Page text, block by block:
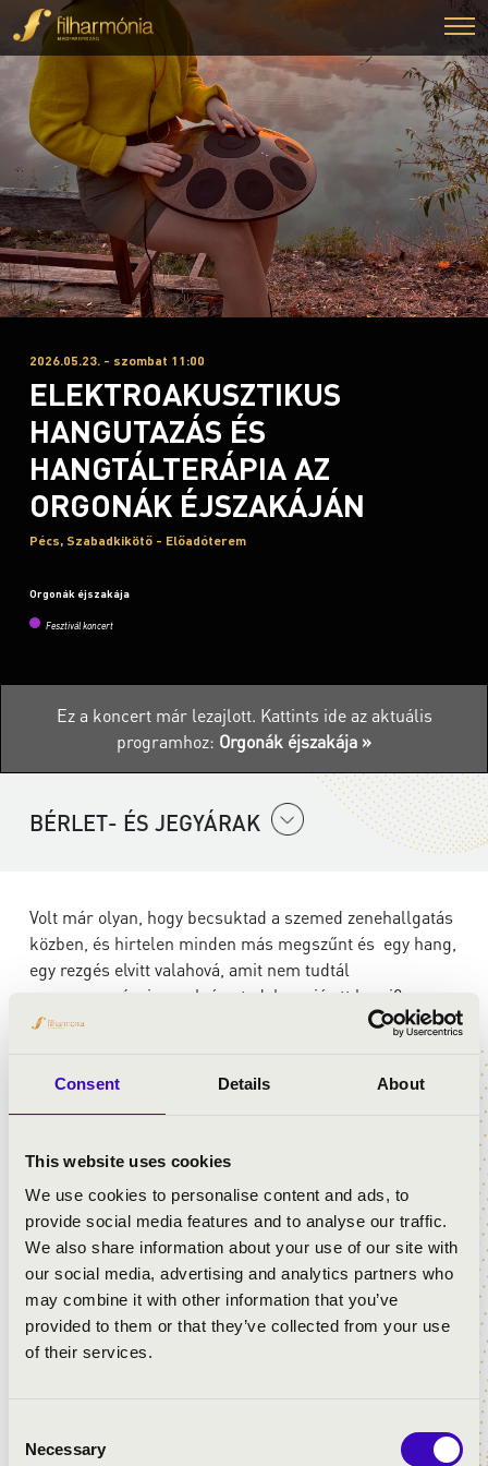
Consent Details About
This website uses cookies
We use cookies to personalise content and ads, to
provide social media features and to analyse our traffic.
We also share information about your use of our site with
our social media, advertising and analytics partners who
may combine it with other information that you’ve
provided to them or that they’ve collected from your use
of their services.
Selection
Necessary
2026.05.23. - szombat 11:00
ELEKTROAKUSZTIKUS
HANGUTAZÁS ÉS
HANGTÁLTERÁPIA AZ
ORGONÁK ÉJSZAKÁJÁN
Pécs, Szabadkikötő - Előadóterem
Orgonák éjszakája
Fesztivál koncert
Ez a koncert már lezajlott. Kattints ide az aktuális
programhoz: Orgonák éjszakája »
BÉRLET- ÉS JEGYÁRAK
Volt már olyan, hogy becsuktad a szemed zenehallgatás
közben, és hirtelen minden más megszűnt és egy hang,
egy rezgés elvitt valahová, amit nem tudtál
megmagyarázni – csak érezted, hogy jó ott lenni?
Néha egyetlen hang képes megérinteni bennünk
ott van, de túl halk ahhoz, hogy meghalljuk a zajban. Egy
pillanatot, ahol nincs múlt, nincs feladat, nincs elvárás –
Ez a délelött egy finom visszatérés önmagunkhoz. Kiss
Melinda egy különleges ülő/fekvő meditatív koncerttel
készül az Orgonák éjszakájához kapcsolódó eseményen,
ahol elektronikus és akusztikus hangszerek –
hangtálak, handpan, koshi és analóg szintetizátorok –
rezgései építenek köréd egy élő hangteret. A meditatív
hangutazás során elektroakusztikus orgonahangok és
előtt is tudta, hogyan kapcsolódjon oda, ahol nem kell